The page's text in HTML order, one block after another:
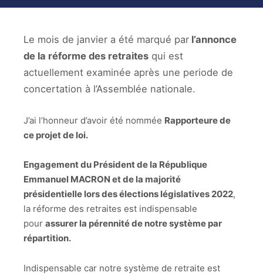
Le mois de janvier a été marqué par l’annonce
de la réforme des retraites qui est
actuellement examinée après une periode de
concertation à l’Assemblée nationale.
J’ai l’honneur d’avoir été nommée Rapporteure de
ce projet de loi.
Engagement du Président de la République
Emmanuel MACRON et de la majorité
présidentielle lors des élections législatives 2022,
la réforme des retraites est indispensable
pour assurer la pérennité de notre système par
répartition.
Indispensable car notre système de retraite est